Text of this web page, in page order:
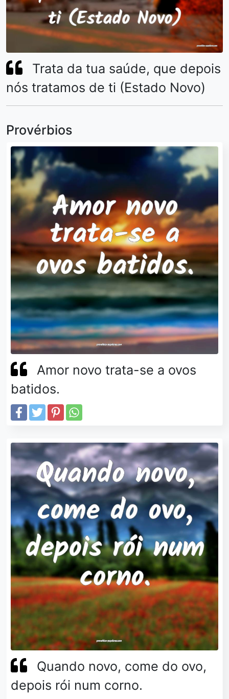
Trata da tua saúde, que depois
nós tratamos de ti (Estado Novo)
Provérbios
Amor novo trata-se a ovos
batidos.
Quando novo, come do ovo,
depois rói num corno.